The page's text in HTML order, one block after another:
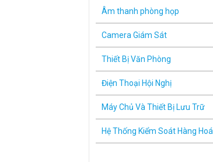
Âm thanh phòng họp
Camera Giám Sát
Thiết Bị Văn Phòng
Điện Thoại Hội Nghị
Máy Chủ Và Thiết Bị Lưu Trữ
Hệ Thống Kiểm Soát Hàng Hoá